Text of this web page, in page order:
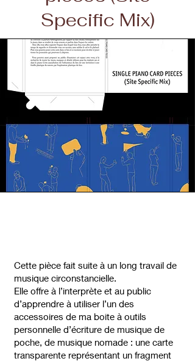
Specific Mix)
Cette pièce fait suite à un long travail de
musique circonstancielle.
Elle offre à l’interprète et au public
d’apprendre à utiliser l’un des
accessoires de ma boite à outils
personnelle d’écriture de musique de
poche, de musique nomade : une carte
transparente représentant un fragment